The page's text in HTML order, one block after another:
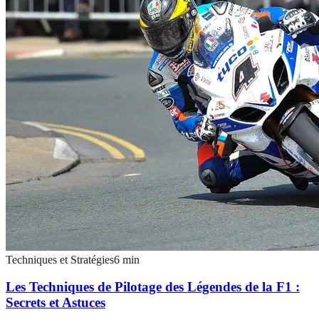
Techniques et Stratégies6 min
Les Techniques de Pilotage des Légendes de la F1 :
Secrets et Astuces